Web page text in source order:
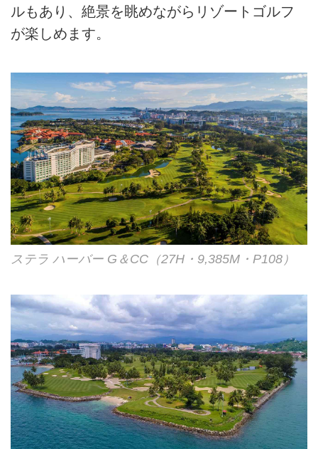
ルもあり、絶景を眺めながらリゾートゴルフ
が楽しめます。
ステラ ハーバー G＆CC（27H・9,385M・P108）